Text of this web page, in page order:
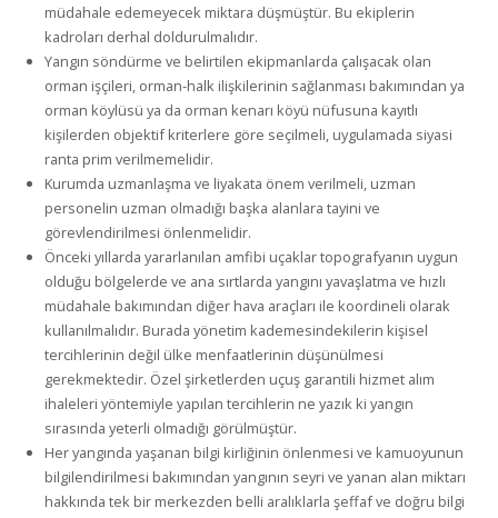
müdahale edemeyecek miktara düşmüştür. Bu ekiplerin
kadroları derhal doldurulmalıdır.
Yangın söndürme ve belirtilen ekipmanlarda çalışacak olan
orman işçileri, orman-halk ilişkilerinin sağlanması bakımından ya
orman köylüsü ya da orman kenarı köyü nüfusuna kayıtlı
kişilerden objektif kriterlere göre seçilmeli, uygulamada siyasi
ranta prim verilmemelidir.
Kurumda uzmanlaşma ve liyakata önem verilmeli, uzman
personelin uzman olmadığı başka alanlara tayini ve
görevlendirilmesi önlenmelidir.
Önceki yıllarda yararlanılan amfibi uçaklar topografyanın uygun
olduğu bölgelerde ve ana sırtlarda yangını yavaşlatma ve hızlı
müdahale bakımından diğer hava araçları ile koordineli olarak
kullanılmalıdır. Burada yönetim kademesindekilerin kişisel
tercihlerinin değil ülke menfaatlerinin düşünülmesi
gerekmektedir. Özel şirketlerden uçuş garantili hizmet alım
ihaleleri yöntemiyle yapılan tercihlerin ne yazık ki yangın
sırasında yeterli olmadığı görülmüştür.
Her yangında yaşanan bilgi kirliğinin önlenmesi ve kamuoyunun
bilgilendirilmesi bakımından yangının seyri ve yanan alan miktarı
hakkında tek bir merkezden belli aralıklarla şeffaf ve doğru bilgi